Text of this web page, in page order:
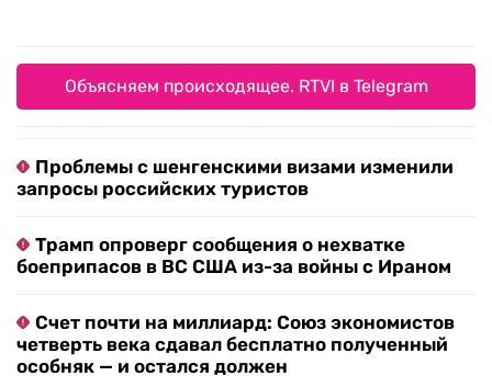
Объясняем происходящее. RTVI в Telegram
Проблемы с шенгенскими визами изменили
запросы российских туристов
Трамп опроверг сообщения о нехватке
боеприпасов в ВС США из-за войны с Ираном
Счет почти на миллиард: Союз экономистов
четверть века сдавал бесплатно полученный
особняк — и остался должен